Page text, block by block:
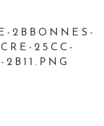
2BBONNES-
25CC-